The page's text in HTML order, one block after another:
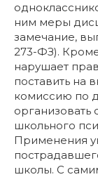
ним меры
замечание,
273-ФЗ).
нарушает
поставить на
комиссию по
организовать
школьного
Применения
школы. С